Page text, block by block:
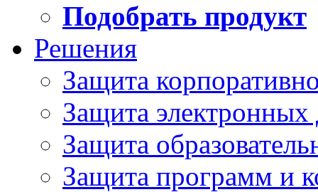
Подобрать продукт
Решения
Защита
Защита электронных
Защита
Защита программ и